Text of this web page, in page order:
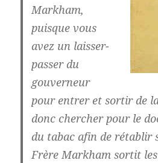
Markham,
puisque vous
avez un laisser-
passer du
gouverneur
pour entrer et sortir de
donc chercher pour le
du tabac afin de rétablir
Frère Markham sortit